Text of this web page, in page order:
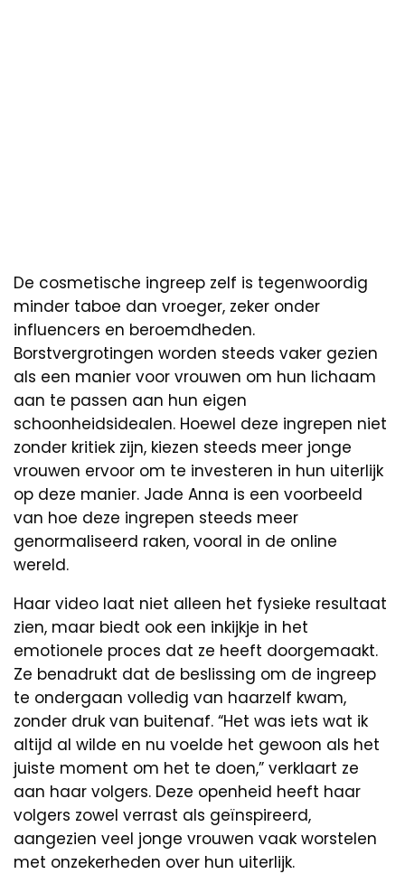
De cosmetische ingreep zelf is tegenwoordig
minder taboe dan vroeger, zeker onder
influencers en beroemdheden.
Borstvergrotingen worden steeds vaker gezien
als een manier voor vrouwen om hun lichaam
aan te passen aan hun eigen
schoonheidsidealen. Hoewel deze ingrepen niet
zonder kritiek zijn, kiezen steeds meer jonge
vrouwen ervoor om te investeren in hun uiterlijk
op deze manier. Jade Anna is een voorbeeld
van hoe deze ingrepen steeds meer
genormaliseerd raken, vooral in de online
wereld.
Haar video laat niet alleen het fysieke resultaat
zien, maar biedt ook een inkijkje in het
emotionele proces dat ze heeft doorgemaakt.
Ze benadrukt dat de beslissing om de ingreep
te ondergaan volledig van haarzelf kwam,
zonder druk van buitenaf. “Het was iets wat ik
altijd al wilde en nu voelde het gewoon als het
juiste moment om het te doen,” verklaart ze
aan haar volgers. Deze openheid heeft haar
volgers zowel verrast als geïnspireerd,
aangezien veel jonge vrouwen vaak worstelen
met onzekerheden over hun uiterlijk.